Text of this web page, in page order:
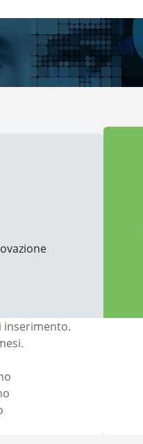
inserimento.